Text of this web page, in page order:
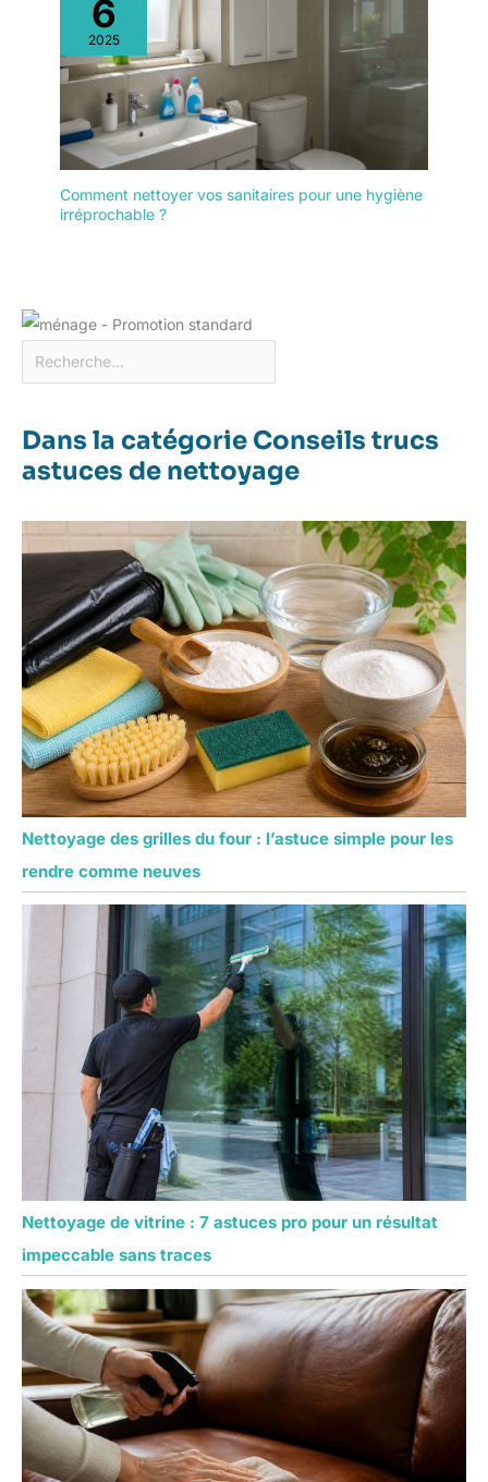
6
2025
Comment nettoyer vos sanitaires pour une hygiène
irréprochable ?
Dans la catégorie Conseils trucs
astuces de nettoyage
Nettoyage des grilles du four : l’astuce simple pour les
rendre comme neuves
Nettoyage de vitrine : 7 astuces pro pour un résultat
impeccable sans traces